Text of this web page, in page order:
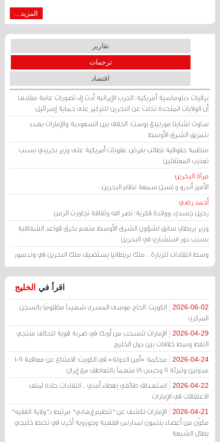
المزيد...
تقارير
ترجمات
اقتصاد
برقيات دبلوماسية أمريكية: الحرب الإيرانية أدت إلى تصورات عامة مفادها
أن الولايات المتحدة تخلت عن البحرين للتركيز على حماية إسرائيل
ساوث تشاينا مورنينغ بوست: الخلاف بين السعودية والإمارات يهدد
بتمزيق الشرق الأوسط
منظمة حقوقية تطالب بفرض عقوبات أمريكية على وزير بحريني بسبب
تعذيب المعتقلين
مرآة البحرين
الأمير أندرو وغسل سمعة نظام البحرين
أحمد رضي
رحيل جسدي، وولادة فكرية: نصر الله وثقافة تجاوزت الزمن
وزير بريطاني سابق لشؤون الشرق الأوسط متهم بخرق قواعد الشفافية
بسبب دور استشاري في البحرين
وسط انتقادات للزيارة .. ملك بريطانيا يستضيف ملك البحرين في وندسور
اقرأ في الخليج
2026-06-02
الكويت: الحاج موسى المسري شهيداً مظلومًا بالسجن
المركزي
2026-04-29
الإمارات تنسحب من أوبك في ضربة قوية لتحالف منتجي
النفط وسط خلافات بين دول الخليج
2026-04-24
محكمة «أمن الدولة» في الكويت: الامتناع عن معاقبة 109
مدونين وتبرئة 9 وحبس 18 متهماً بالتعاطف مع إيران
2026-04-22
استهداف طائفي بغطاء أمني .. انتقادات حادة لملف
الاعتقالات في الإمارات
2026-04-21
الإمارات تكشف عن "تنظيم إرهابي" مرتبط بـ"ولاية الفقيه"
مكوّن من أعضاء ينتمون لمدارس فقهية وحوزوية أخرى في تخبط خليجي
يطال الشيعة